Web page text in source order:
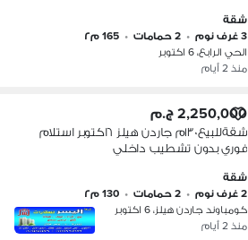
شقة
3 غرف نوم
• 2 حمامات • 165 م٢
الحي الرابع، 6 اكتوبر
منذ 2 أيام
2,250,000 ج.م
شقةللبيع١٣٠م جاردن هيلز ٦اكتوبر استلام
فوري بدون تشطيب داخلي
شقة
2 غرف نوم
• 2 حمامات • 130 م٢
كومباوند جاردن هيلز، 6 اكتوبر
منذ 2 أيام